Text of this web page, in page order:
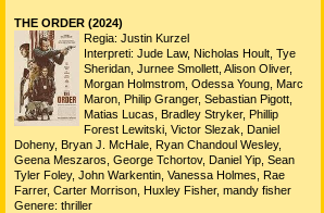
THE ORDER (2024)
Regia: Justin Kurzel
Interpreti: Jude Law, Nicholas Hoult, Tye
Sheridan, Jurnee Smollett, Alison Oliver,
Morgan Holmstrom, Odessa Young, Marc
Maron, Philip Granger, Sebastian Pigott,
Matias Lucas, Bradley Stryker, Phillip
Forest Lewitski, Victor Slezak, Daniel
Doheny, Bryan J. McHale, Ryan Chandoul Wesley,
Geena Meszaros, George Tchortov, Daniel Yip, Sean
Tyler Foley, John Warkentin, Vanessa Holmes, Rae
Farrer, Carter Morrison, Huxley Fisher, mandy fisher
Genere: thriller